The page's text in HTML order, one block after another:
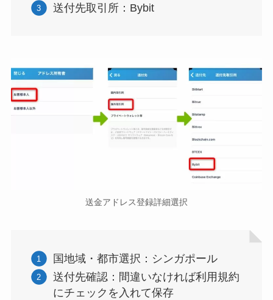
送付先取引所：Bybit
送金アドレス登録詳細選択
国地域・都市選択：シンガポール
送付先確認：間違いなければ利用規約
にチェックを入れて保存